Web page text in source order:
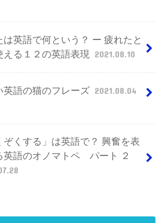
は英語で何という？ ー 疲れたと
える１２の英語表現
2021.08.10
英語の猫のフレーズ 2021.08.04
ぞくする」は英語で？ 興奮を表
英語のオノマトペ パート ２